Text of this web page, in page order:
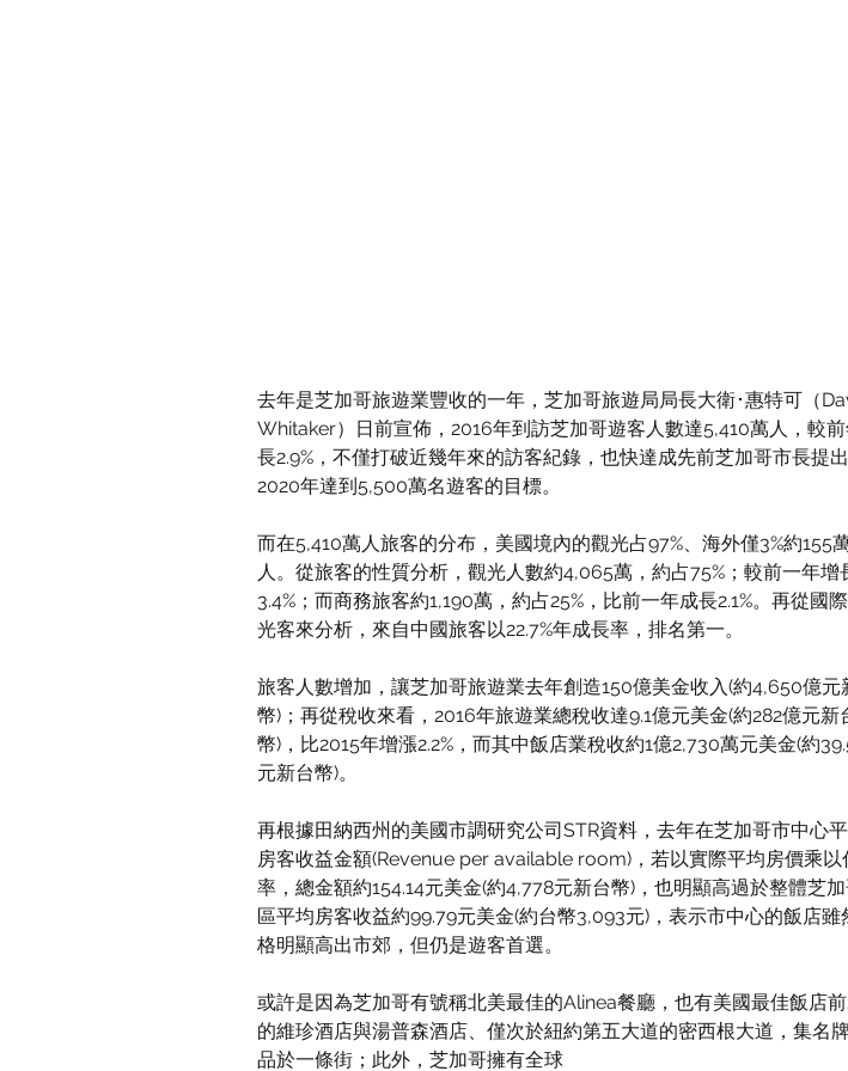
去年是芝加哥旅遊業豐收的一年，芝加哥旅遊局局長大衛･惠特可（
Whitaker）日前宣佈，2016年到訪芝加哥遊客人數達5,410萬人，較
長2.9%，不僅打破近幾年來的訪客紀錄，也快達成先前芝加哥市長提出
2020年達到5,500萬名遊客的目標。
而在5,410萬人旅客的分布，美國境內的觀光占97%、海外僅3%約155
人。從旅客的性質分析，觀光人數約4,065萬，約占75%；較前一年增
3.4%；而商務旅客約1,190萬，約占25%，比前一年成長2.1%。再從國
光客來分析，來自中國旅客以22.7%年成長率，排名第一。
旅客人數增加，讓芝加哥旅遊業去年創造150億美金收入(約4,650億元
幣)；再從稅收來看，2016年旅遊業總稅收達9.1億元美金(約282億元新
幣)，比2015年增漲2.2%，而其中飯店業稅收約1億2,730萬元美金(約
元新台幣)。
再根據田納西州的美國市調研究公司STR資料，去年在芝加哥市中心
房客收益金額(Revenue per available room)，若以實際平均房價乘以
率，總金額約154.14元美金(約4,778元新台幣)，也明顯高過於整體芝
區平均房客收益約99.79元美金(約台幣3,093元)，表示市中心的飯店雖
格明顯高出市郊，但仍是遊客首選。
或許是因為芝加哥有號稱北美最佳的Alinea餐廳，也有美國最佳飯店前
的維珍酒店與湯普森酒店、僅次於紐約第五大道的密西根大道，集名
品於一條街；此外，芝加哥擁有全球